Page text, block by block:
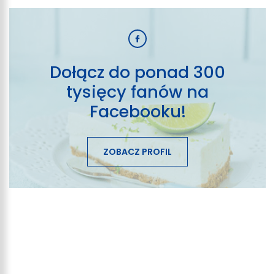
Dołącz do ponad 300
tysięcy fanów na
Facebooku!
ZOBACZ PROFIL